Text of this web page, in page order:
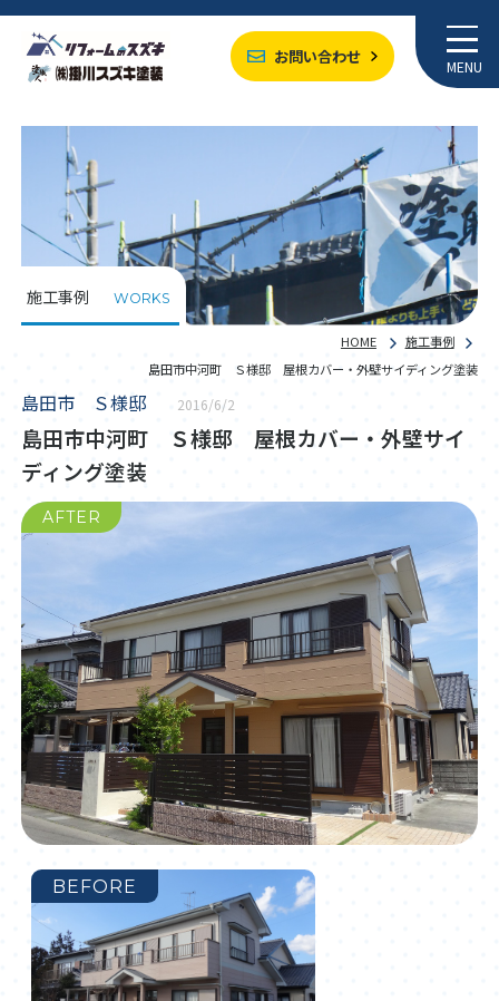
お問い合わせ MENU
施工事例 WORKS
HOME
施工事例
島田市中河町 Ｓ様邸 屋根カバー・外壁サイディング塗装
島田市 Ｓ様邸 2016/6/2
島田市中河町 Ｓ様邸 屋根カバー・外壁サイ
ディング塗装
AFTER
BEFORE